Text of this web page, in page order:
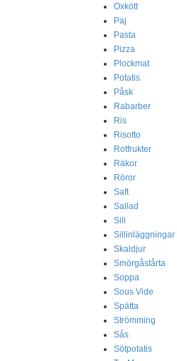
Oxkött
Paj
Pasta
Pizza
Plockmat
Potatis
Påsk
Rabarber
Ris
Risotto
Rotfrukter
Räkor
Röror
Saft
Sallad
Sill
Sillinläggningar
Skaldjur
Smörgåstårta
Soppa
Sous Vide
Spätta
Strömming
Sås
Sötpotatis